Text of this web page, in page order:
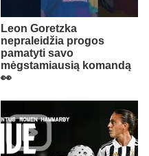
Leon Goretzka
nepraleidžia progos
pamatyti savo
mėgstamiausią komandą
👀